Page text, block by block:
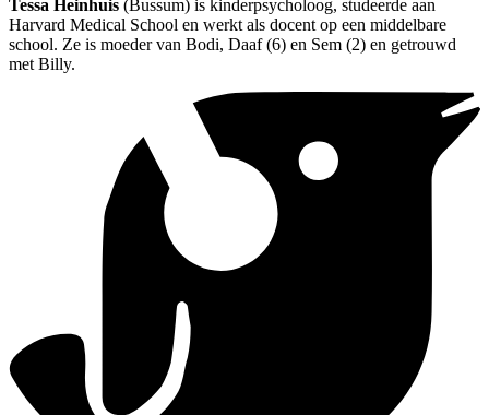
Tessa Heinhuis (Bussum) is kinderpsycholoog, studeerde aan
Harvard Medical School en werkt als docent op een middelbare
school. Ze is moeder van Bodi, Daaf (6) en Sem (2) en getrouwd
met Billy.